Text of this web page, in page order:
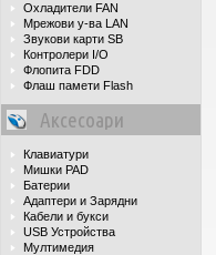
Охладители FAN
Мрежови у-ва LAN
Звукови карти SB
Контролери I/O
Флопита FDD
Флаш памети Flash
Аксесоари
Клавиатури
Мишки PAD
Батерии
Адаптери и Зарядни
Кабели и букси
USB Устройства
Мултимедия